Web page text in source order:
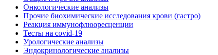
Онкологические анализы
Прочие биохимические исследования крови (гастро)
Реакция иммунофлюоресценции
Тесты на covid-19
Урологические анализы
Эндокринологические анализы